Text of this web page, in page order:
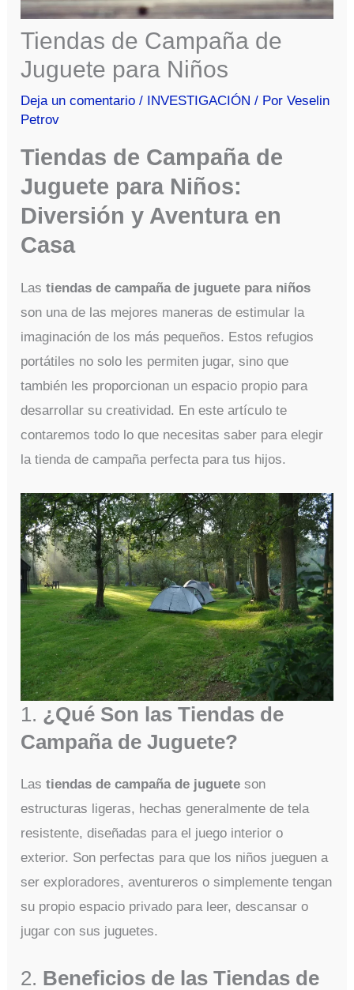
Tiendas de Campaña de
Juguete para Niños
Deja un comentario / INVESTIGACIÓN / PorVeselin
Petrov
Tiendas de Campaña de
Juguete para Niños:
Diversión y Aventura en
Casa
Lastiendas de campaña de juguete para niños
son una de las mejores maneras de estimular la
imaginación de los más pequeños. Estos refugios
portátiles no solo les permiten jugar, sino que
también les proporcionan un espacio propio para
desarrollar su creatividad. En este artículo te
contaremos todo lo que necesitas saber para elegir
la tienda de campaña perfecta para tus hijos.
1. ¿Qué Son las Tiendas de
Campaña de Juguete?
Lastiendas de campaña de juguete son
estructuras ligeras, hechas generalmente de tela
resistente, diseñadas para el juego interior o
exterior. Son perfectas para que los niños jueguen a
ser exploradores, aventureros o simplemente tengan
su propio espacio privado para leer, descansar o
jugar con sus juguetes.
2. Beneficios de las Tiendas de